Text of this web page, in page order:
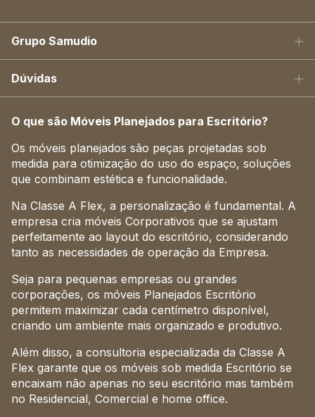
Grupo Samudio
Dúvidas
O que são Móveis Planejados para Escritório?
Os móveis planejados são peças projetadas sob
medida para otimização do uso do espaço, soluções
que combinam estética e funcionalidade.
Na Classe A Flex, a personalização é fundamental. A
empresa cria móveis Corporativos que se ajustam
perfeitamente ao layout do escritório, considerando
tanto as necessidades de operação da Empresa.
Seja para pequenas empresas ou grandes
corporações, os móveis Planejados Escritório
permitem maximizar cada centímetro disponível,
criando um ambiente mais organizado e produtivo.
Além disso, a consultoria especializada da Classe A
Flex garante que os móveis sob medida Escritório se
encaixam não apenas no seu escritório mas também
no Residencial, Comercial e home office.